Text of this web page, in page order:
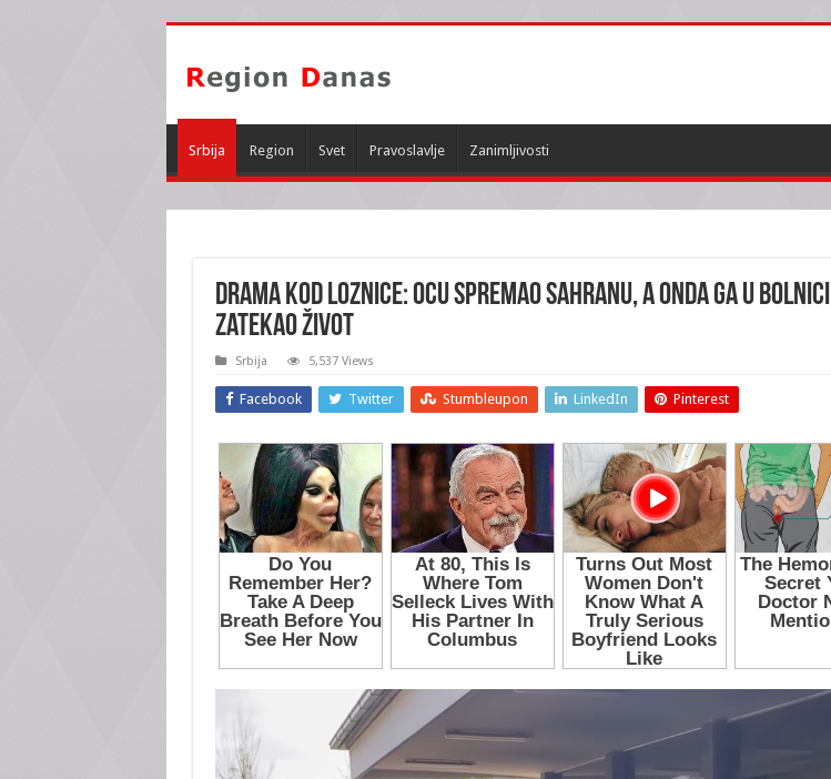
Srbija Region Svet Pravoslavlje Zanimljivosti
DRAMA KOD LOZNICE: Ocu spremao sahranu, a onda ga u bolnici
zatekao život
Srbija 5,537 Views
Facebook Twitter Stumbleupon LinkedIn Pinterest